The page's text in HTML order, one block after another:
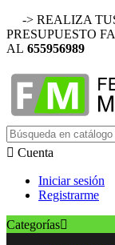
-> REALIZA
PRESUPUESTO
AL 655956989
 Cuenta
Iniciar sesión
Registrarme
Categorías